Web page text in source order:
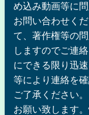
め込み動画等に
お問い合わせく
て、著作権等の
しますのでご連
にできる限り迅
等により連絡を
ご了承ください
お願い致します